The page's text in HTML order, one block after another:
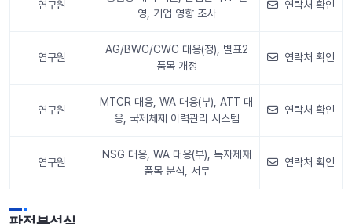
연구원
영, 기업 영향 조사
연락처 확인
연구원
AG/BWC/CWC 대응(정), 별표2
품목 개정
연락처 확인
연구원
MTCR 대응, WA 대응(부), ATT 대
응, 국제체제 이력관리 시스템
연락처 확인
연구원
NSG 대응, WA 대응(부), 독자제재
품목 분석, 서무
연락처 확인